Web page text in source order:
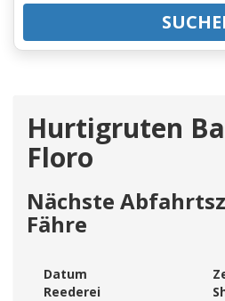
Hurtigruten
Floro
Nächste
Fähre
Datum
Reederei